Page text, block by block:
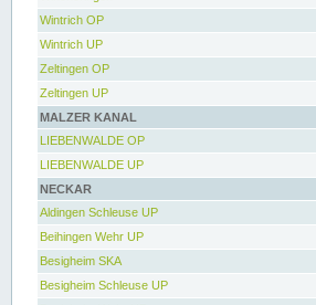
Wintrich OP
Wintrich UP
Zeltingen OP
Zeltingen UP
MALZER KANAL
LIEBENWALDE OP
LIEBENWALDE UP
NECKAR
Aldingen Schleuse UP
Beihingen Wehr UP
Besigheim SKA
Besigheim Schleuse UP